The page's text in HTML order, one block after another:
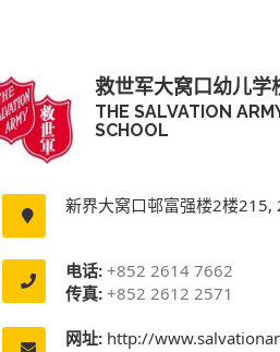
救世军大窝口幼儿学
THE SALVATION
SCHOOL
新界大窝口邨富强楼2楼
电话: +852 2614 7662
传真: +852 2612 2571
网址: http://